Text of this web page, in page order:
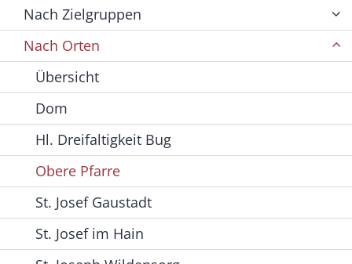
Nach Zielgruppen
Nach Orten
Übersicht
Dom
Hl. Dreifaltigkeit Bug
Obere Pfarre
St. Josef Gaustadt
St. Josef im Hain